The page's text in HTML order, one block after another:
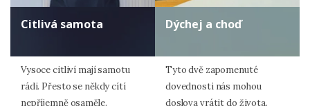
Citlivá samota
Vysoce citliví mají samotu
rádi. Přesto se někdy cítí
nepříjemně osaměle.
Dýchej a choď
Tyto dvě zapomenuté
dovednosti nás mohou
doslova vrátit do života.